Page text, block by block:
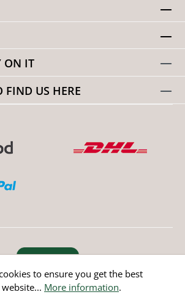
ON IT
FIND US HERE
Revoke order
added tax except non EU countries
to ensure you get the best
More information.